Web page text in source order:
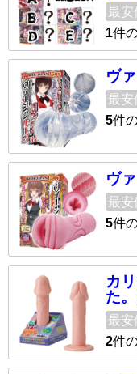
最安
1件
ヴ
最安
5件
ヴ
最安
5件
カ
た
最安
2件